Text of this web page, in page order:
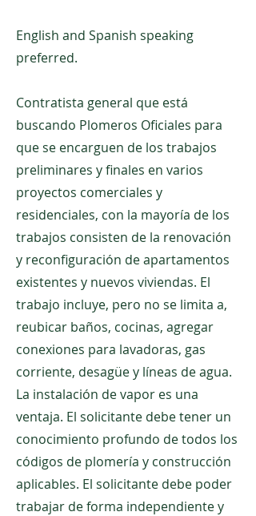
English and Spanish speaking
preferred.
Contratista general que está
buscando Plomeros Oficiales para
que se encarguen de los trabajos
preliminares y finales en varios
proyectos comerciales y
residenciales, con la mayoría de los
trabajos consisten de la renovación
y reconfiguración de apartamentos
existentes y nuevos viviendas. El
trabajo incluye, pero no se limita a,
reubicar baños, cocinas, agregar
conexiones para lavadoras, gas
corriente, desagüe y líneas de agua.
La instalación de vapor es una
ventaja. El solicitante debe tener un
conocimiento profundo de todos los
códigos de plomería y construcción
aplicables. El solicitante debe poder
trabajar de forma independiente y